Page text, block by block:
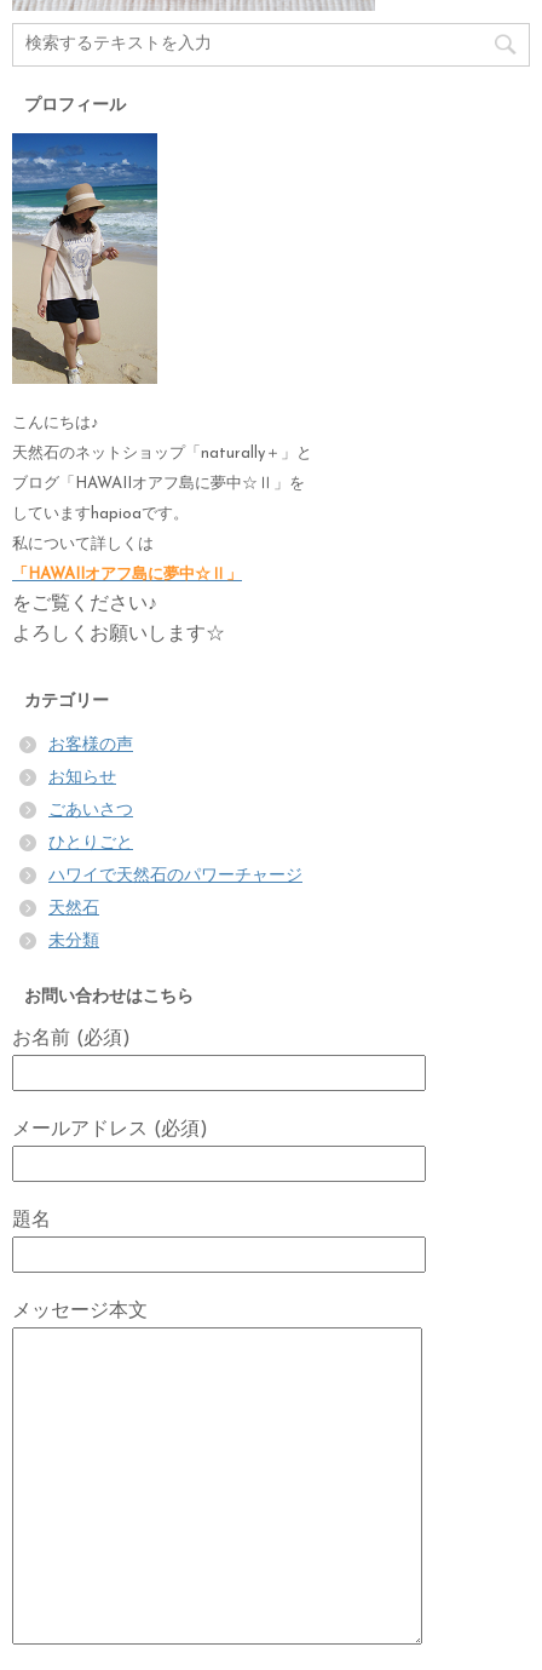
プロフィール
こんにちは♪
天然石のネットショップ「naturally＋」と
ブログ「HAWAIIオアフ島に夢中☆Ⅱ」を
していますhapioaです。
私について詳しくは
「HAWAIIオアフ島に夢中☆Ⅱ」
をご覧ください♪
よろしくお願いします☆
カテゴリー
お客様の声
お知らせ
ごあいさつ
ひとりごと
ハワイで天然石のパワーチャージ
天然石
未分類
お問い合わせはこちら
お名前 (必須)
メールアドレス (必須)
題名
メッセージ本文